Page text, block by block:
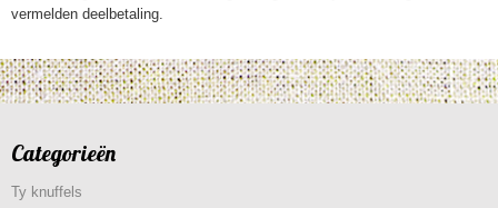
vermelden deelbetaling.
Categorieën
Ty knuffels